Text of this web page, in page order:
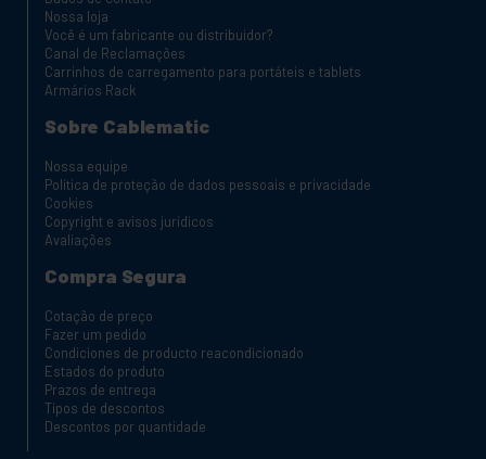
Nossa loja
Você é um fabricante ou distribuidor?
Canal de Reclamações
Carrinhos de carregamento para portáteis e tablets
Armários Rack
Sobre Cablematic
Nossa equipe
Política de proteção de dados pessoais e privacidade
Cookies
Copyright e avisos jurídicos
Avaliações
Compra Segura
Cotação de preço
Fazer um pedido
Condiciones de producto reacondicionado
Estados do produto
Prazos de entrega
Tipos de descontos
Descontos por quantidade